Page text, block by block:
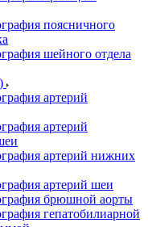
поясничного
шейного отдела
артерий
артерий
артерий нижних
артерий шеи
брюшной аорты
гепатобилиарной